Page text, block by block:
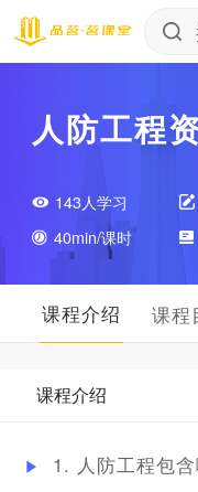
人防工程
143人学习
40min/课时
课程介绍 课程
课程介绍
1. 人防工程包